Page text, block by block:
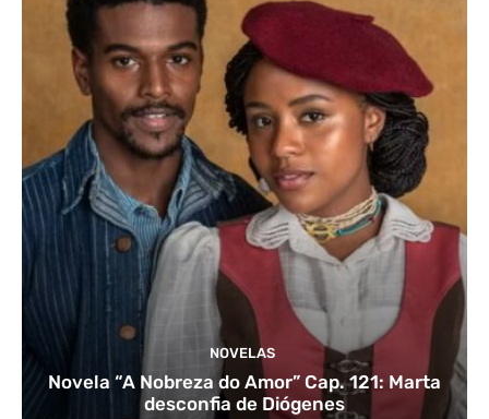
NOVELAS
Novela “A Nobreza do Amor” Cap. 121: Marta
desconfia de Diógenes